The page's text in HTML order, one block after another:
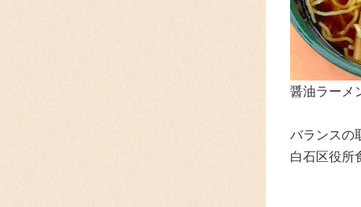
醤油ラーメ
バランスの
白石区役所